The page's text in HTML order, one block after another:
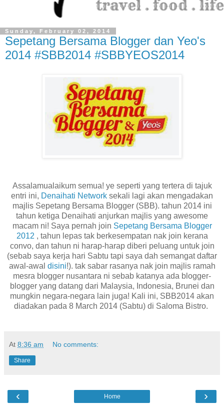
Sunday, February 02, 2014
Sepetang Bersama Blogger dan Yeo's
2014 #SBB2014 #SBBYEOS2014
Assalamualaikum semua! ye seperti yang tertera di tajuk
entri ini, Denaihati Network sekali lagi akan mengadakan
majlis Sepetang Bersama Blogger (SBB). tahun 2014 ini
tahun ketiga Denaihati anjurkan majlis yang awesome
macam ni! Saya pernah join Sepetang Bersama Blogger
2012 , tahun lepas tak berkesempatan nak join kerana
convo, dan tahun ni harap-harap diberi peluang untuk join
(sebab saya kerja hari Sabtu tapi saya dah semangat daftar
awal-awal disini!). tak sabar rasanya nak join majlis ramah
mesra blogger nusantara ni sebab katanya ada blogger-
blogger yang datang dari Malaysia, Indonesia, Brunei dan
mungkin negara-negara lain juga! Kali ini, SBB2014 akan
diadakan pada 8 March 2014 (Sabtu) di Saloma Bistro.
At 8:36 am No comments:
Share
‹ ›
Home